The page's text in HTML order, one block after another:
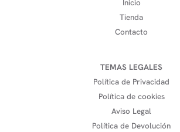
Inicio
Tienda
Contacto
TEMAS LEGALES
Política de Privacidad
Política de cookies
Aviso Legal
Política de Devolución